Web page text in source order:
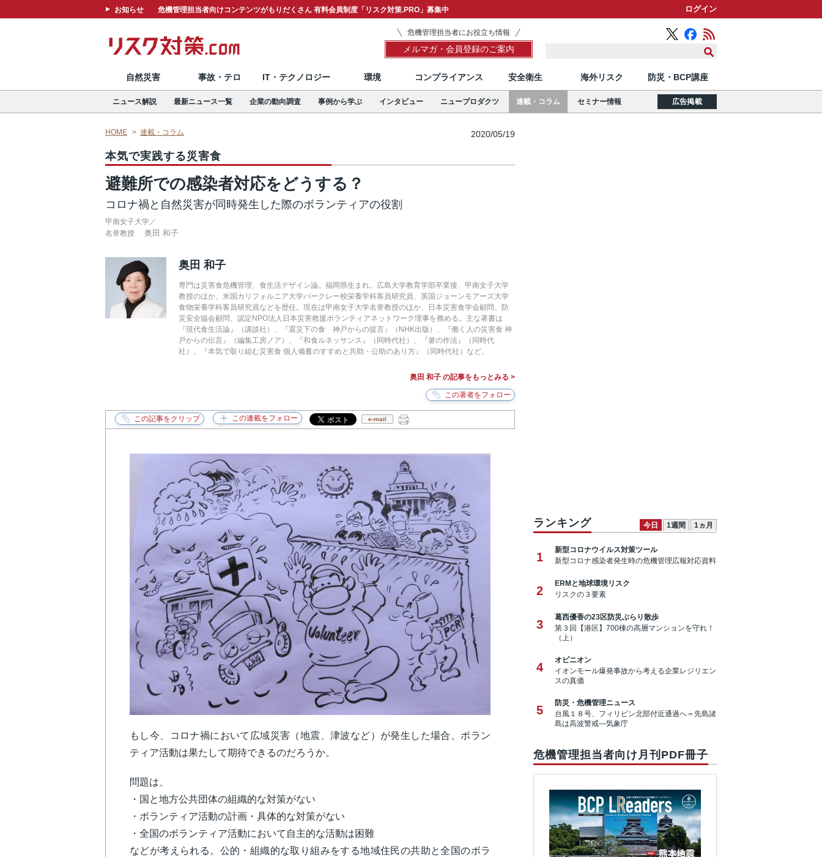
お知らせ 危機管理担当者向けコンテンツがもりだくさん 有料会員制度「リスク対策.PRO」募集中 ログイン
危機管理担当者にお役立ち情報
メルマガ・会員登録のご案内
自然災害 事故・テロ IT・テクノロジー 環境 コンプライアンス 安全衛生 海外リスク 防災・BCP講座
ニュース解説 最新ニュース一覧 企業の動向調査 事例から学ぶ インタビュー ニュープロダクツ 連載・コラム セミナー情報 広告掲載
HOME 連載・コラム 2020/05/19
本気で実践する災害食
避難所での感染者対応をどうする？
コロナ禍と自然災害が同時発生した際のボランティアの役割
甲南女子大学／
名誉教授
奥田 和子
奥田 和子
専門は災害食危機管理、食生活デザイン論。福岡県生まれ。広島大学教育学部卒業後、甲南女子大学
教授のほか、米国カリフォルニア大学バークレー校栄養学科客員研究員、英国ジョーンモアーズ大学
食物栄養学科客員研究員などを歴任。現在は甲南女子大学名誉教授のほか、日本災害食学会顧問、防
災安全協会顧問、認定NPO法人日本災害救援ボランティアネットワーク理事を務める。主な著書は
『現代食生活論』（講談社）、『震災下の食 神戸からの提言』（NHK出版）、『働く人の災害食 神
戸からの伝言』（編集工房ノア）、『和食ルネッサンス』（同時代社）、『箸の作法』（同時代
社）、『本気で取り組む災害食 個人備蓄のすすめと共助・公助のあり方』（同時代社）など。
奥田 和子 の記事をもっとみる >
e-mail
もし今、コロナ禍において広域災害（地震、津波など）が発生した場合、ボラン
ティア活動は果たして期待できるのだろうか。
問題は、
・国と地方公共団体の組織的な対策がない
・ボランティア活動の計画・具体的な対策がない
・全国のボランティア活動において自主的な活動は困難
などが考えられる。公的・組織的な取り組みをする地域住民の共助と全国のボラ
ランキング 今日 1週間 1ヵ月
1
新型コロナウイルス対策ツール
新型コロナ感染者発生時の危機管理広報対応資料
2
ERMと地球環境リスク
リスクの３要素
3
葛西優香の23区防災ぶらり散歩
第３回【港区】700棟の高層マンションを守れ！
（上）
4
オピニオン
イオンモール爆発事故から考える企業レジリエン
スの真価
5
防災・危機管理ニュース
台風１８号、フィリピン北部付近通過へ＝先島諸
島は高波警戒―気象庁
危機管理担当者向け月刊PDF冊子